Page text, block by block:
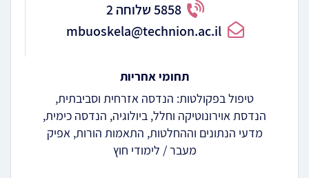
5858 שלוחה 2
mbuoskela@technion.ac.il
תחומי אחריות
טיפול בפקולטות: הנדסה אזרחית וסביבתית,
הנדסת אוירונוטיקה וחלל, ביולוגיה, הנדסה כימית,
מדעי הנתונים וההחלטות, התאמות הורות, אפיק
מעבר / לימודי חוץ